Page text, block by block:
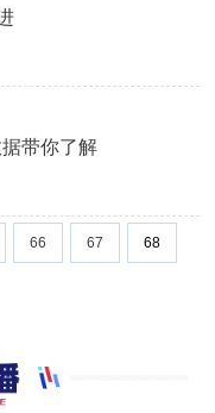
带你了解
66 67 68